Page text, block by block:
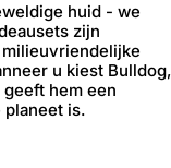
huid - we
zijn
u kiest Bulldog,
hem een
is.